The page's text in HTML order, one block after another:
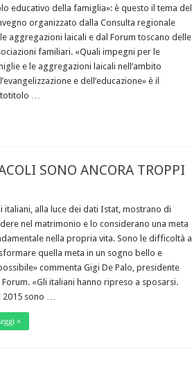
educativo della famiglia»: è questo il tema del
organizzato dalla Consulta regionale
aggregazioni laicali e dal Forum toscano delle
familiari. «Quali impegni per le
e le aggregazioni laicali nell’ambito
e dell’educazione» è il
…
SONO ANCORA TROPPI
italiani, alla luce dei dati Istat, mostrano di
nel matrimonio e lo considerano una meta
nella propria vita. Sono le difficoltà a
quella meta in un sogno bello e
commenta Gigi De Palo, presidente
Forum. «Gli italiani hanno ripreso a sposarsi.
2015 sono …
»